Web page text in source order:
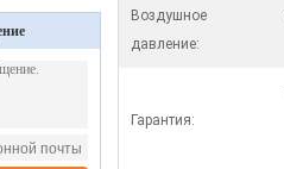
Воздушное
давление:
Гарантия: